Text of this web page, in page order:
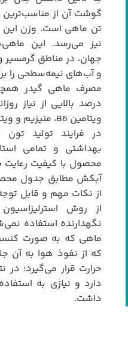
گوشت آن از
نیز می‌رسد. این
جهان، در مناطق
و آب‌های نیمه‌سطحی را
مصرف ماهی گیدر
درصد بالایی از نیاز
ویتامین B6، منیزیم و ویتامین D را تامین می‌کند.
در فرایند تولید
بهداشتی و تمامی
محصول با کیفیت
آبکش مطابق جدول
از نکات مهم و قابل
از روش
نگهدارنده استفاده
ماهی که به صورت
که از نفوذ هوا به
حرارت قرار می‌گیرد؛ در
دارد و نیازی به
داشت.